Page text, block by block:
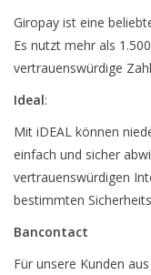
Giropay ist eine
Es nutzt mehr als
vertrauenswürdige
Ideal:
Mit iDEAL können
einfach und sicher
vertrauenswürdigen
bestimmten
Bancontact
Für unsere Kunden